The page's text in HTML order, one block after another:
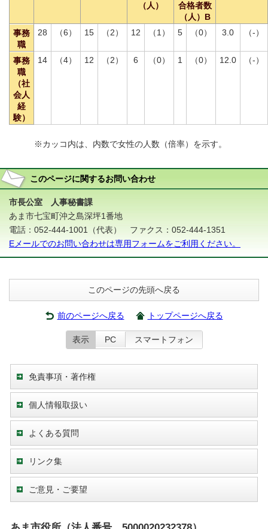
（人）
合格者数
（人）B
事務
職
28 （6） 15 （2） 12 （1） 5 （0） 3.0 （-）
事務
職
（社
会人
経
験）
14 （4） 12 （2） 6 （0） 1 （0） 12.0 （-）
※カッコ内は、内数で女性の人数（倍率）を示す。
このページに関するお問い合わせ
市長公室 人事秘書課
あま市七宝町沖之島深坪1番地
電話：052-444-1001（代表） ファクス：052-444-1351
Eメールでのお問い合わせは専用フォームをご利用ください。
このページの先頭へ戻る
前のページへ戻る トップページへ戻る
表示 PC スマートフォン
免責事項・著作権
個人情報取扱い
よくある質問
リンク集
ご意見・ご要望